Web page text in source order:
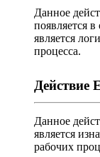
Данное
появляется
является
процесса.
Действие
Данное
является
рабочих